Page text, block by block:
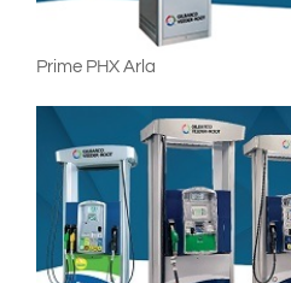
Prime PHX Arla